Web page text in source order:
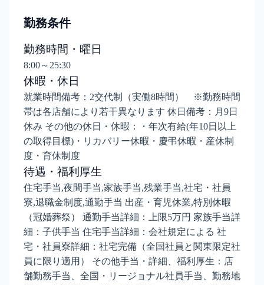
勤務条件
勤務時間・曜日
8:00～25:30
休暇・休日
就業時間備考：2交代制（実働8時間） ※勤務時間
帯は各店舗により若干異なります 休日備考：月9日
休み その他の休日・休暇：・年次有給(年10日以上
の取得目標)・リカバリー休暇・慶弔休暇・産休制
度・育休制度
待遇・福利厚生
住宅手当,夜間手当,家族手当,残業手当,社宅・社員
寮,退職金制度,通勤手当 出産・育児休業,特別休暇
（冠婚葬祭） 通勤手当詳細：上限5万円 家族手当詳
細：子供手当 住宅手当詳細：会社規定による 社
宅・社員寮詳細：社宅完備（全国社員と関東限定社
員に限り適用） その他手当・詳細、福利厚生：店
舗勤務手当、全国・リージョナル社員手当、勤務地